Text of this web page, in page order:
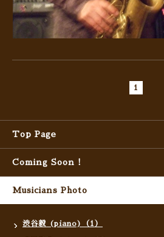
1
Top Page
Coming Soon !
Musicians Photo
渋谷毅 (piano)（1）